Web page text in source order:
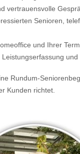
vertrauensvolle
Senioren,
und Ihrer
Rundum-
Kunden richtet.